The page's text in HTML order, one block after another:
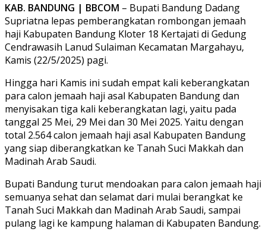
KAB. BANDUNG | BBCOM – Bupati Bandung Dadang
Supriatna lepas pemberangkatan rombongan jemaah
haji Kabupaten Bandung Kloter 18 Kertajati di Gedung
Cendrawasih Lanud Sulaiman Kecamatan Margahayu,
Kamis (22/5/2025) pagi.
Hingga hari Kamis ini sudah empat kali keberangkatan
para calon jemaah haji asal Kabupaten Bandung dan
menyisakan tiga kali keberangkatan lagi, yaitu pada
tanggal 25 Mei, 29 Mei dan 30 Mei 2025. Yaitu dengan
total 2.564 calon jemaah haji asal Kabupaten Bandung
yang siap diberangkatkan ke Tanah Suci Makkah dan
Madinah Arab Saudi.
Bupati Bandung turut mendoakan para calon jemaah haji
semuanya sehat dan selamat dari mulai berangkat ke
Tanah Suci Makkah dan Madinah Arab Saudi, sampai
pulang lagi ke kampung halaman di Kabupaten Bandung.